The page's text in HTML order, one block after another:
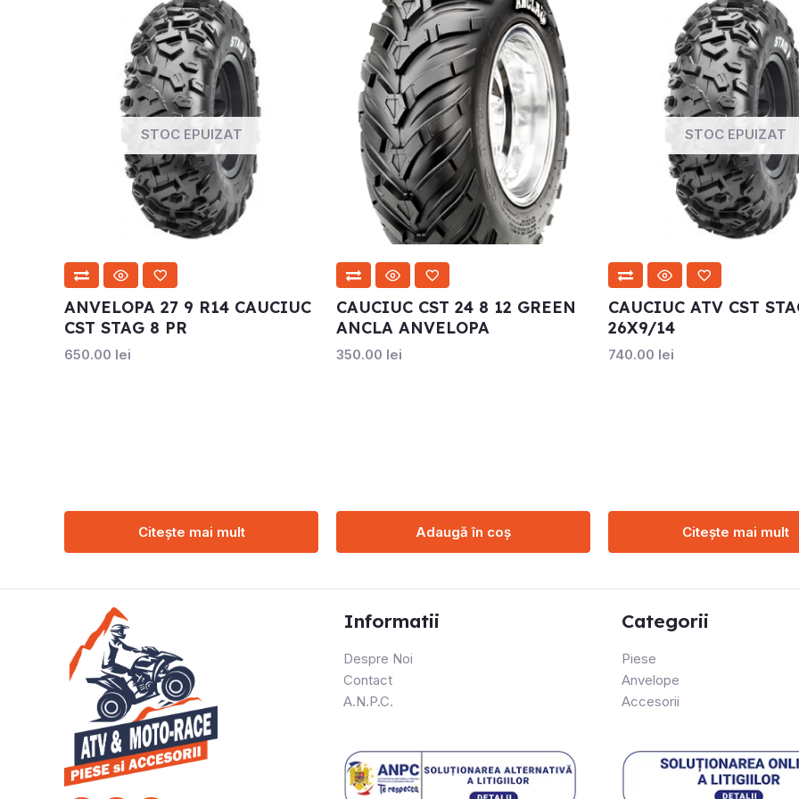
STOC EPUIZAT
ANVELOPA 27 9 R14 CAUCIUC
CST STAG 8 PR
650.00 lei
Citește mai mult
CAUCIUC CST 24 8 12 GREEN
ANCLA ANVELOPA
350.00 lei
Adaugă în coș
STOC EPUIZAT
CAUCIUC ATV CST
26X9/14
740.00 lei
Citește mai mult
Informatii
Despre Noi
Contact
A.N.P.C.
Categorii
Piese
Anvelope
Accesorii